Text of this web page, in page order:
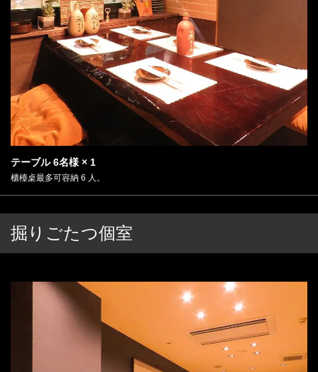
テーブル6名様 × 1
櫃檯桌最多可容納 6 人。
掘りごたつ個室